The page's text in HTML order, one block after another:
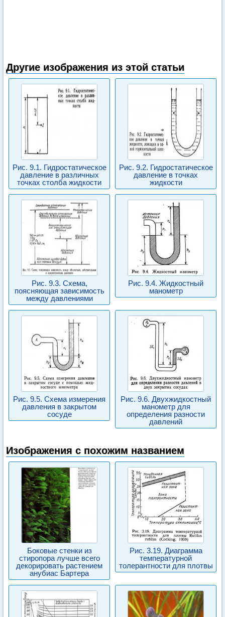
Другие изображения из этой статьи
Рис. 9.1. Гидростатическое
давление в различных
точках столба жидкости
Рис. 9.2. Гидростатическое
давление в точках
жидкости
Рис. 9.3. Схема,
поясняющая зависимость
между давлениями
Рис. 9.4. Жидкостный
манометр
Рис. 9.5. Схема измерения
давления в закрытом
сосуде
Рис. 9.6. Двухжидкостный
манометр для
определения разности
давлений
Изображения с похожим названием
Боковые стенки из
стиропора лучше всего
декорировать растением
анубиас Бартера
Рис. 3.19. Диаграмма
температурной
толерантности для плотвы